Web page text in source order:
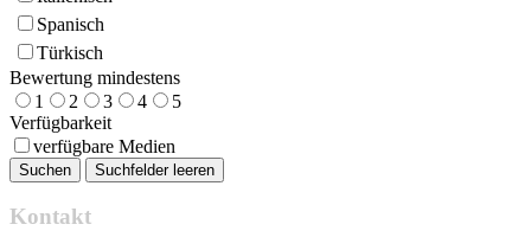
Spanisch
Türkisch
Bewertung mindestens
1
2 3 4
5
Verfügbarkeit
verfügbare Medien
Kontakt